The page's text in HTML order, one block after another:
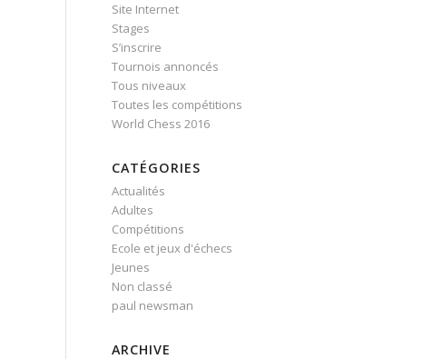
Site Internet
Stages
S’inscrire
Tournois annoncés
Tous niveaux
Toutes les compétitions
World Chess 2016
CATÉGORIES
Actualités
Adultes
Compétitions
Ecole et jeux d'échecs
Jeunes
Non classé
paul newsman
ARCHIVE